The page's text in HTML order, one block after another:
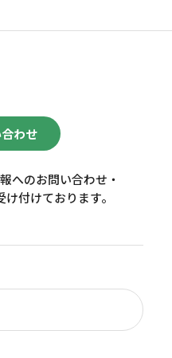
わせ
へのお問い合わせ・
付けております。